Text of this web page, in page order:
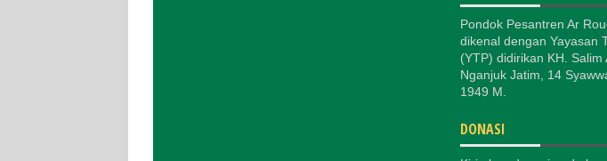
Pondok Pesantren Ar
dikenal dengan Yayasan
(YTP) didirikan KH.
Nganjuk Jatim, 14
1949 M.
DONASI